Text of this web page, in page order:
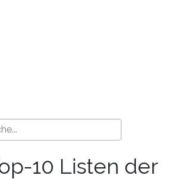
10 Listen der